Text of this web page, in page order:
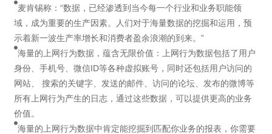
麦肯锡称：“数据，已经渗透到当今每一个行业和业务职能领
域，成为重要的生产因素。人们对于海量数据的挖掘和运用，预
示着新一波生产率增长和消费者盈余浪潮的到来。”
海量的上网行为数据，蕴含无限价值：上网行为数据包括了用户
身份、手机号、微信ID等各种虚拟账号，同时还包括用户访问的
网站、 搜索的关键字、发送的邮件、访问的论坛、发布的微博等
所有上网行为产生的日志，通过这些数据，可以提供更高的业务
价值。
海量的上网行为数据中肯定能挖掘到匹配你业务的报表，你需要